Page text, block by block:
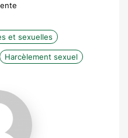
et sexuelles
Harcèlement sexuel
Afiwa
Aveali
Aziabou